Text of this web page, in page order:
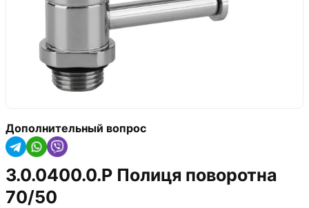
Дополнительный вопрос
3.0.0400.0.P Полиця поворотна
70/50